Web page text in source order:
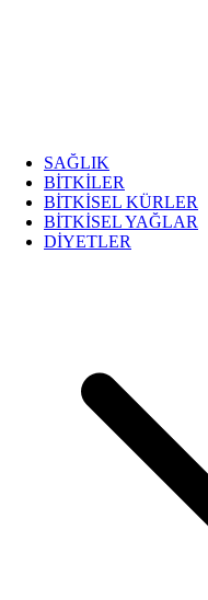
SAĞLIK
BİTKİLER
BİTKİSEL KÜRLER
BİTKİSEL YAĞLAR
DİYETLER